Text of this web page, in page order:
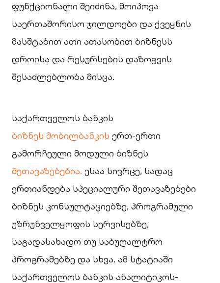
ფუნქციონალი შეიძინა, მოიპოვა
საერთაშორისო ჯილდოები და ქვეყნის
მასშტაბით ათი ათასობით ბიზნესს
დროისა და რესურსების დაზოგვის
შესაძლებლობა მისცა.
საქართველოს ბანკის
ბიზნეს მობილბანკის ერთ-ერთი
გამორჩეული მოდული ბიზნეს
შეთავაზებებია. ესაა სივრცე, სადაც
ერთიანდება სპეციალური შეთავაზებები
ბიზნეს კონსულტაციებზე, პროგრამული
უზრუნველყოფის სერვისებზე,
საგადასახადო თუ საბუღალტრო
პროგრამებზე და სხვა. ამ სტატიაში
საქართველოს ბანკის ანალიტიკოს-